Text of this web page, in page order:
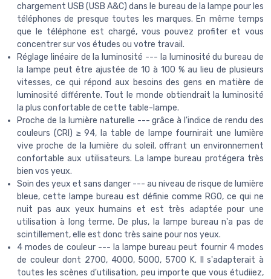
chargement USB (USB A&C) dans le bureau de la lampe pour les
téléphones de presque toutes les marques. En même temps
que le téléphone est chargé, vous pouvez profiter et vous
concentrer sur vos études ou votre travail.
Réglage linéaire de la luminosité --- la luminosité du bureau de
la lampe peut être ajustée de 10 à 100 % au lieu de plusieurs
vitesses, ce qui répond aux besoins des gens en matière de
luminosité différente. Tout le monde obtiendrait la luminosité
la plus confortable de cette table-lampe.
Proche de la lumière naturelle --- grâce à l'indice de rendu des
couleurs (CRI) ≥ 94, la table de lampe fournirait une lumière
vive proche de la lumière du soleil, offrant un environnement
confortable aux utilisateurs. La lampe bureau protégera très
bien vos yeux.
Soin des yeux et sans danger --- au niveau de risque de lumière
bleue, cette lampe bureau est définie comme RG0, ce qui ne
nuit pas aux yeux humains et est très adaptée pour une
utilisation à long terme. De plus, la lampe bureau n'a pas de
scintillement, elle est donc très saine pour nos yeux.
4 modes de couleur --- la lampe bureau peut fournir 4 modes
de couleur dont 2700, 4000, 5000, 5700 K. Il s'adapterait à
toutes les scènes d'utilisation, peu importe que vous étudiiez,